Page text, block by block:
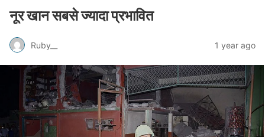
नूर खान सबसे ज्यादा प्रभावित
Ruby__ 1 year ago